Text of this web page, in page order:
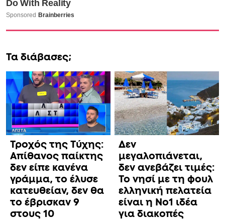
Τα διάβασες;
Τροχός της Τύχης:
Απίθανος παίκτης
δεν είπε κανένα
γράμμα, το έλυσε
κατευθείαν, δεν θα
το έβρισκαν 9
στους 10
Δεν
μεγαλοπιάνεται,
δεν ανεβάζει τιμές:
Το νησί με τη φουλ
ελληνική πελατεία
είναι η No1 ιδέα
για διακοπές